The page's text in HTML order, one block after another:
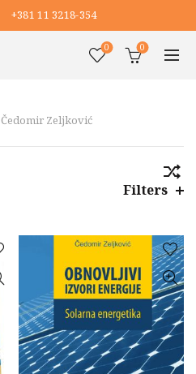
+381 11 3218-354
0 0
Čedomir Zeljković
Filters